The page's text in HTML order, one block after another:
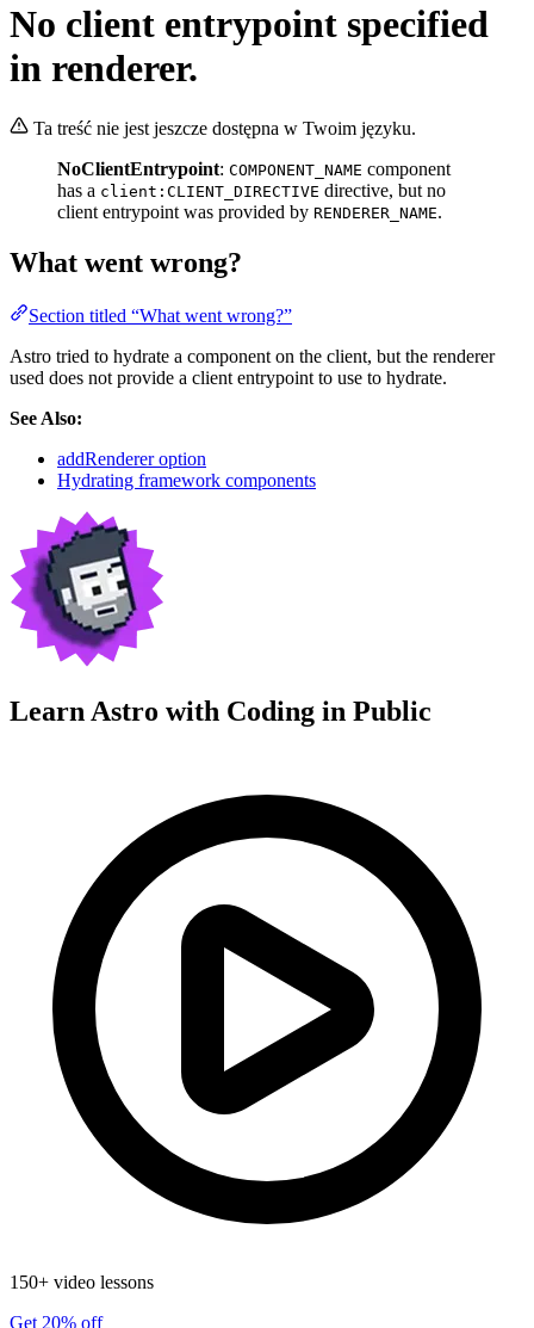
No client entrypoint specified
in renderer.
Ta treść nie jest jeszcze dostępna w Twoim języku.
NoClientEntrypoint: COMPONENT_NAME component
has a client:CLIENT_DIRECTIVE directive, but no
client entrypoint was provided by RENDERER_NAME.
What went wrong?
Section titled “What went wrong?”
Astro tried to hydrate a component on the client, but the renderer
used does not provide a client entrypoint to use to hydrate.
See Also:
addRenderer option
Hydrating framework components
Learn Astro with Coding in Public
150+ video lessons
Get 20% off